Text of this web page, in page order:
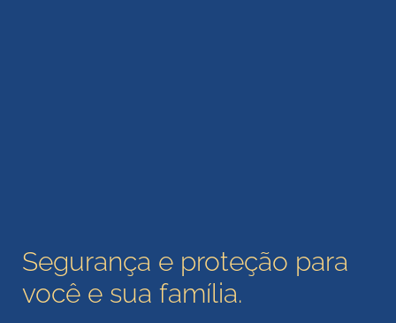
Segurança e proteção para
você e sua família.